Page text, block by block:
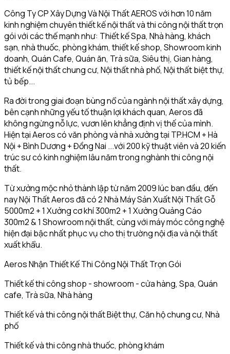
Công Ty CP Xây Dựng Và Nội Thất AEROS với hơn 10 năm
kinh nghiệm chuyên thiết kế nội thất và thi công nội thất trọn
gói với các thế mạnh như: Thiết kế Spa, Nhà hàng, khách
sạn, nhà thuốc, phòng khám, thiết kế shop, Showroom kinh
doanh, Quán Cafe, Quán ăn, Trà sữa, Siêu thị, Gian hàng,
thiết kế nội thất chung cư, Nội thất nhà phố, Nội thất biệt thự,
tủ bếp...
Ra đời trong giai đoạn bùng nổ của ngành nội thất xây dựng,
bên cạnh những yếu tố thuận lợi khách quan, Aeros đã
không ngừng nỗ lực, vươn lên khẳng định vị thế của mình.
Hiện tại Aeros có văn phòng và nhà xưởng tại TP.HCM + Hà
Nội + Bình Dương + Đồng Nai ...với 200 kỹ thuật viên và 20 kiến
trúc sư có kinh nghiệm lâu năm trong nghành thi công nội
thất.
Từ xưởng mộc nhỏ thành lập từ năm 2009 lúc ban đầu, đến
nay Nội Thất Aeros đã có 2 Nhà Máy Sản Xuất Nội Thất Gỗ
5000m2 + 1 Xưởng cơ khí 300m2 + 1 Xưởng Quảng Cáo
300m2 & 1 Showroom nội thất, cùng với máy móc công nghệ
hiện đại bậc nhất phục vụ cho thị trường nội địa và nội thất
xuất khẩu.
Aeros Nhận Thiết Kế Thi Công Nội Thất Trọn Gói
Thiết kế thi công shop - showroom - cửa hàng, Spa, Quán
cafe, Trà sữa, Nhà hàng
Thiết kế và thi công nội thất Biệt thự, Căn hộ chung cư, Nhà
phố
Thiết kế và thi công nhà thuốc, phòng khám